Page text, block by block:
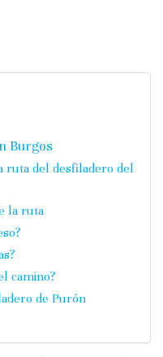
Burgos
ruta del desfiladero del
la ruta
camino?
de Purón